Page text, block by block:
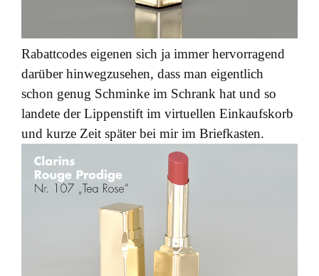
Rabattcodes eigenen sich ja immer hervorragend
darüber hinwegzusehen, dass man eigentlich
schon genug Schminke im Schrank hat und so
landete der Lippenstift im virtuellen Einkaufskorb
und kurze Zeit später bei mir im Briefkasten.